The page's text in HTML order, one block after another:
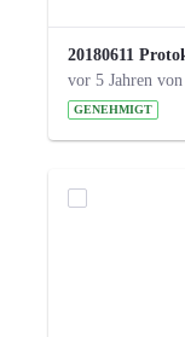
GENEHMIGT